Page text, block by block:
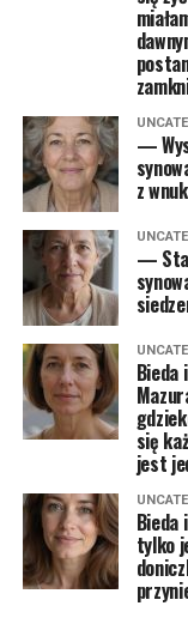
—
z
—
Bieda
się
jest
Bieda
tylko